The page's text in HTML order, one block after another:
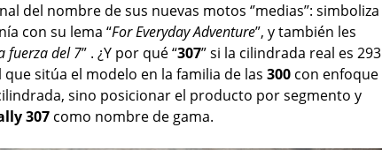
del nombre de sus nuevas motos ‘’medias’’: simboliza
con su lema “For Everyday Adventure”, y también les
fuerza del 7” . ¿Y por qué “307” si la cilindrada real es 293
sitúa el modelo en la familia de las 300 con enfoque
sino posicionar el producto por segmento y
307 como nombre de gama.